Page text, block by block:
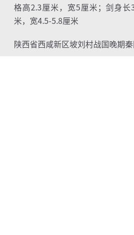
格高2.3厘米，宽5厘米；剑身长
米，宽4.5-5.8厘米
陕西省西咸新区坡刘村战国晚期